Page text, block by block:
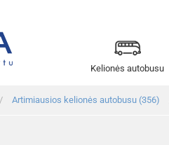
Kelionės autobusu
Artimiausios kelionės autobusu (356)